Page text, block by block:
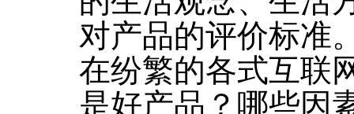
对产品的评价标准
在纷繁的各式互联
是好产品？哪些因